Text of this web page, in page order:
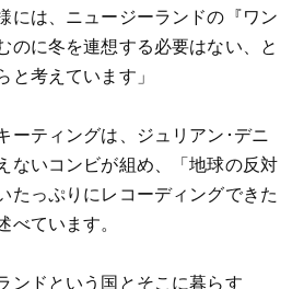
には、ニュージーランドの『ワン
のに冬を連想する必要はない、と
考えています」
ーティングは、ジュリアン･デニ
ないコンビが組め、「地球の反対
たっぷりにレコーディングできた
ています。
ンドという国とそこに暮らす